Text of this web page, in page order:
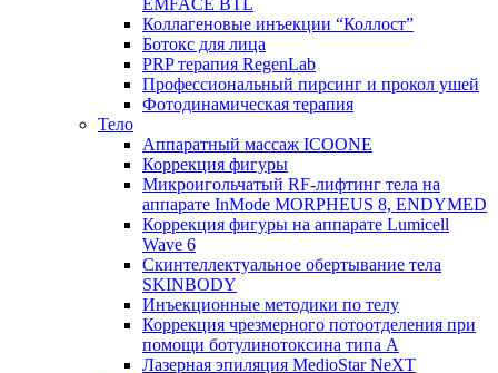
EMFACE BTL
Коллагеновые инъекции “Коллост”
Ботокс для лица
PRP терапия RegenLab
Профессиональный пирсинг и прокол ушей
Фотодинамическая терапия
Тело
Аппаратный массаж ICOONE
Коррекция фигуры
Микроигольчатый RF-лифтинг тела на
аппарате InMode MORPHEUS 8, ENDYMED
Коррекция фигуры на аппарате Lumicell
Wave 6
Скинтеллектуальное обертывание тела
SKINBODY
Инъекционные методики по телу
Коррекция чрезмерного потоотделения при
помощи ботулинотоксина типа А
Лазерная эпиляция MedioStar NeXT